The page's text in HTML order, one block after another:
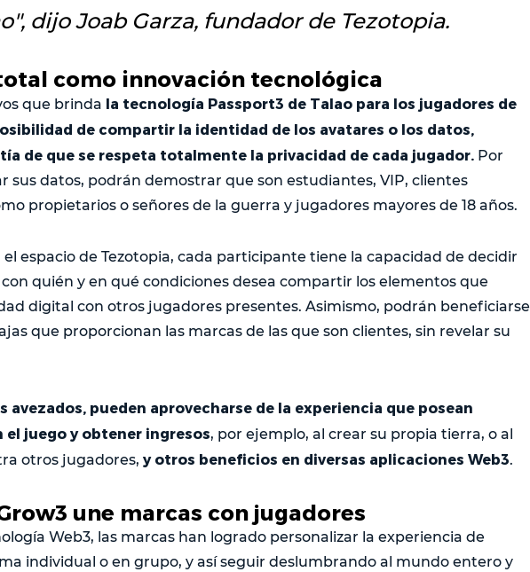
dijo Joab Garza, fundador de Tezotopia.
como innovación tecnológica
que brinda la tecnología Passport3 de Talao para los jugadores de
de compartir la identidad de los avatares o los datos,
de que se respeta totalmente la privacidad de cada jugador. Por
sus datos, podrán demostrar que son estudiantes, VIP, clientes
propietarios o señores de la guerra y jugadores mayores de 18 años.
el espacio de Tezotopia, cada participante tiene la capacidad de decidir
quién y en qué condiciones desea compartir los elementos que
digital con otros jugadores presentes. Asimismo, podrán beneficiarse
que proporcionan las marcas de las que son clientes, sin revelar su
avezados, pueden aprovecharse de la experiencia que posean
el juego y obtener ingresos, por ejemplo, al crear su propia tierra, o al
otros jugadores, y otros beneficios en diversas aplicaciones Web3.
une marcas con jugadores
Web3, las marcas han logrado personalizar la experiencia de
individual o en grupo, y así seguir deslumbrando al mundo entero y